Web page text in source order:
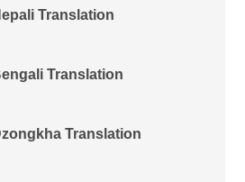
Translation
Translation
Translation